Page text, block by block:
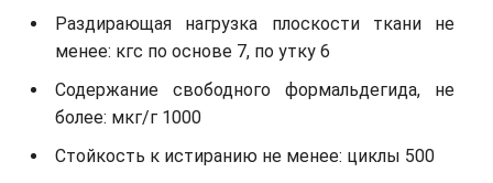
Раздирающая нагрузка плоскости ткани не
менее: кгс по основе 7, по утку 6
Содержание свободного формальдегида, не
более: мкг/г 1000
Стойкость к истиранию не менее: циклы 500